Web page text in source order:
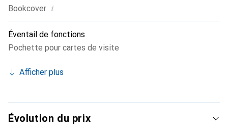
Bookcover i
Éventail de fonctions
Pochette pour cartes de visite
Afficher plus
Évolution du prix